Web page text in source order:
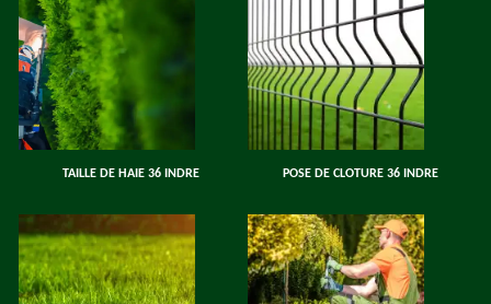
TAILLE DE HAIE 36 INDRE POSE DE CLOTURE 36 INDRE